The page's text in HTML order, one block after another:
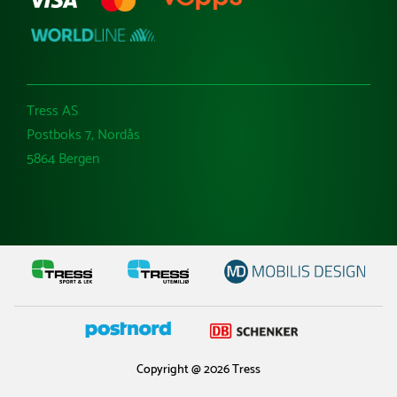
Tress AS
Postboks 7, Nordås
5864 Bergen
Copyright @ 2026 Tress